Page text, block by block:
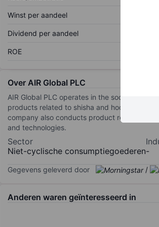
Winst per aandeel
Dividend per aandeel
ROE
Over AIR Global PLC
AIR Global PLC operates in the social
products related to shisha and hookah,
company also conducts product research
and technologies.
Sector
Niet-cyclische consumptiegoederen-
Gegevens geleverd door /
Anderen waren geïnteresseerd in